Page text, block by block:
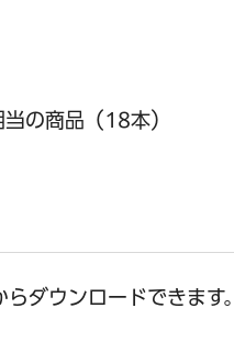
の商品（18本）
ダウンロードできます。